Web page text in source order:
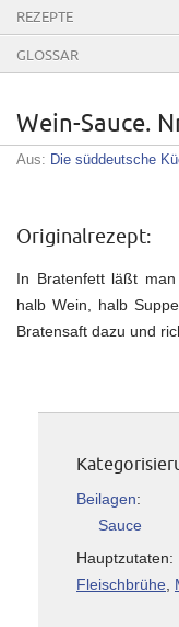
REZEPTE
GLOSSAR
Wein‐Sauce.
Aus: Die süddeutsche
Originalrezept:
In Bratenfett läßt
halb Wein, halb
Bratensaft dazu und
Beilagen:
Sauce
Fleischbrühe